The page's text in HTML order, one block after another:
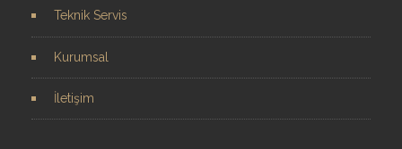
Teknik Servis
Kurumsal
İletişim